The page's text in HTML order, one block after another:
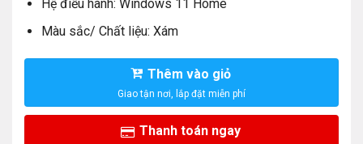
Hệ điều hành: Windows 11 Home
Màu sắc/ Chất liệu: Xám
Thêm vào giỏ
Thanh toán ngay